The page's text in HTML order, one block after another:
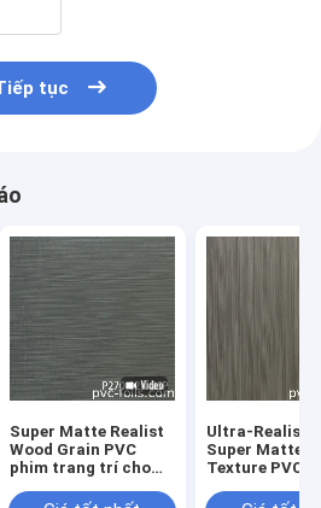
tục
Super Matte Realist
Wood Grain PVC
phim trang trí cho
Ultra-
Super Matte
Texture PVC
không